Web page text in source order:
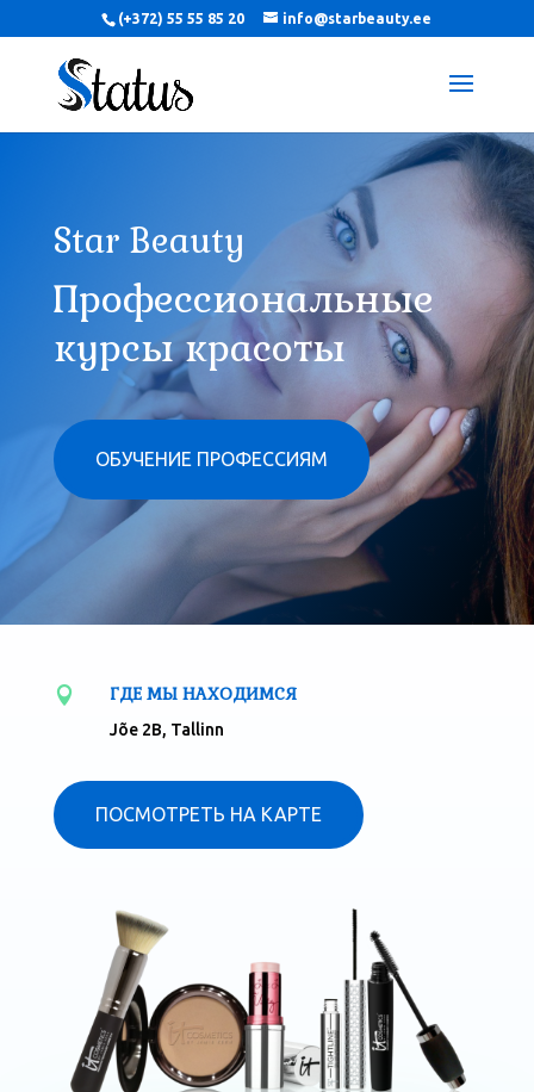
(+372) 55 55 85 20 info@starbeauty.ee
Star Beauty
Профессиональные
курсы красоты
ОБУЧЕНИЕ ПРОФЕССИЯМ
 ГДЕ МЫ НАХОДИМСЯ
Jõe 2B, Tallinn
ПОСМОТРЕТЬ НА КАРТЕ